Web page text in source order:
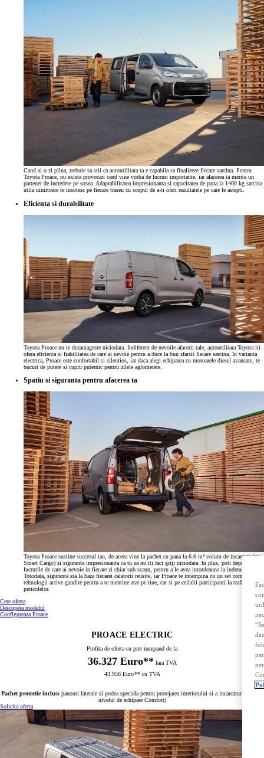
Cand ai o zi plina, trebuie sa stii ca autoutilitara ta e capabila sa finalizeze fiecare sarcina. Pentru
Toyota Proace, nu exista provocari cand vine vorba de lucruri importante, iar afacerea ta merita un
partener de incredere pe sosea. Adaptabilitatea impresionanta si capacitatea de pana la 1400 kg sarcina
utila uimitoare te insotesc pe fiecare traseu cu scopul de a-ti oferi rezultatele pe care le astepti.
Eficienta si durabilitate
Toyota Proace nu te dezamageste niciodata. Indiferent de nevoile afacerii tale, autoutilitara Toyota iti
ofera eficienta si fiabilitatea de care ai nevoie pentru a duce la bun sfarsit fiecare sarcina. In varianta
electrica, Proace este confortabil si silentios, iar daca alegi echiparea cu motoarele diesel avansate, te
bucuri de putere si cuplu puternic pentru zilele aglomerate.
Spatiu si siguranta pentru afacerea ta
Toyota Proace sustine succesul tau, de aceea vine la pachet cu pana la 6.6 m³ volum de incarcare (cu
Smart Cargo) si siguranta impresionanta ca tu sa nu iti faci griji niciodata. In plus, poti depozita
lucrurile de care ai nevoie in fiecare zi chiar sub scaun, pentru a le avea intotdeauna la indemana.
Totodata, siguranta sta la baza fiecarei calatorii reusite, iar Proace te intampina cu un set complex de
tehnologii active gandite pentru a te mentine atat pe tine, cat si pe ceilalti participanti la trafic in afara
pericolelor.
Cere oferta
Descopera modelul
Configureaza Proace
PROACE ELECTRIC
Profita de oferta cu pret incepand de la
36.327 Euro** fara TVA
43.956 Euro**cu TVA
Pachet protectie inclus:panouri laterale si podea speciala pentru protejarea interiorului si a incarcaturii (pentru
nivelul de echipare Comfort)
Solicita oferta